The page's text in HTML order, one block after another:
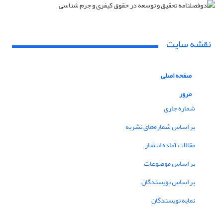
نقشه سایت
صفحه اصلی
مرور
شماره جاری
بر اساس شماره‌های نشریه
مقالات آماده انتشار
بر اساس موضوعات
بر اساس نویسندگان
نمایه نویسندگان